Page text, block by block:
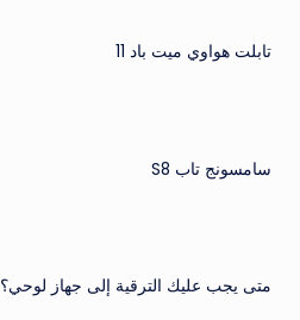
تابلت هواوي ميت باد 11
سامسونج تاب S8
متى يجب عليك الترقية إلى جهاز لوحي؟